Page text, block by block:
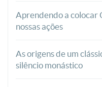
Aprendendo a colocar
nossas ações
As origens de um
silêncio monástico